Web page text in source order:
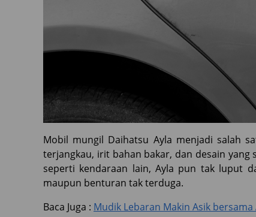
Mobil mungil Daihatsu Ayla menjadi salah
terjangkau, irit bahan bakar, dan desain
seperti kendaraan lain, Ayla pun tak luput
maupun benturan tak terduga.
Baca Juga : Mudik Lebaran Makin Asik bersama